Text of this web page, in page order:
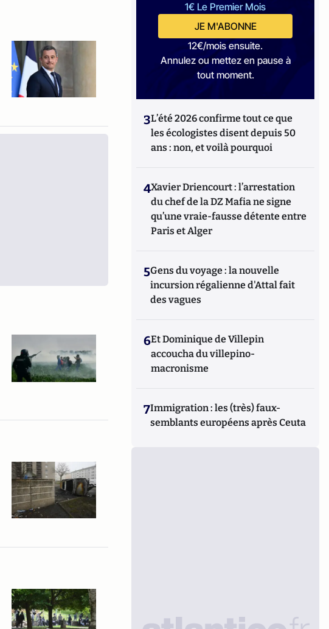
1€ Le Premier Mois
JE M'ABONNE
12€/mois ensuite.
Annulez ou mettez en pause à
tout moment.
3L’été 2026 confirme tout ce que
les écologistes disent depuis 50
ans : non, et voilà pourquoi
4Xavier Driencourt : l’arrestation
du chef de la DZ Mafia ne signe
qu’une vraie-fausse détente entre
Paris et Alger
5Gens du voyage : la nouvelle
incursion régalienne d'Attal fait
des vagues
6Et Dominique de Villepin
accoucha du villepino-
macronisme
7Immigration : les (très) faux-
semblants européens après Ceuta